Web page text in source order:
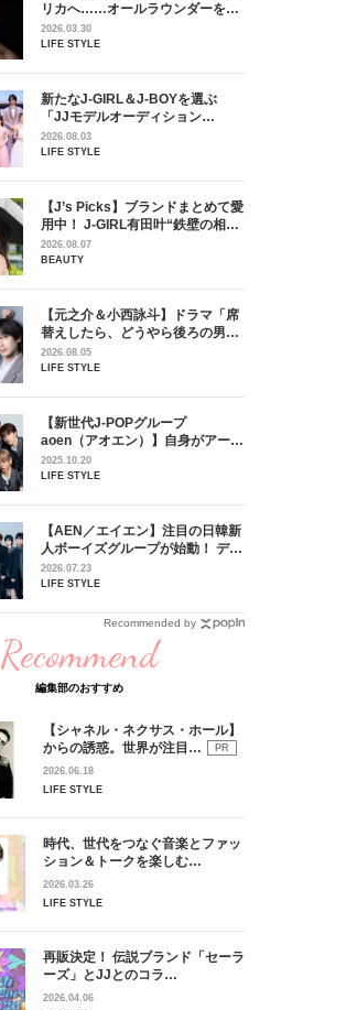
リカへ……オールラウンダーを目
指すダンサーは踊ることが好きす
ぎる【王子様の推しドコロ】
2026.03.30
LIFE STYLE
新たなJ-GIRL＆J-BOYを選ぶ
「JJモデルオーディション
2027」が募集開始！ 予選ブロッ
クは候補生の“魅力”を重視した
2026.08.03
LIFE STYLE
【J’s Picks】ブランドまとめて愛
用中！ J-GIRL有田叶“鉄壁の相
棒”〈ビューティ＆ファッション
夏の必需品〉
2026.08.07
BEAUTY
【元之介＆小西詠斗】ドラマ「席
替えしたら、どうやら後ろの男が
どうやら俺のこと好きらしい」放
送記念インタビュー♡ 「自然と詠
2026.08.05
LIFE STYLE
【新世代J-POPグループ
aoen（アオエン）】自身がアーテ
ィストを目指すきかっけとなった
先輩とは―― 新曲「青春インクレ
2025.10.20
LIFE STYLE
【AEN／エイエン】注目の日韓新
人ボーイズグループが始動！ デビ
ュー目前のフレッシュな面々を独
占インタビュー。7人の魅力に迫
2026.07.23
LIFE STYLE
Recommended by
Recommend
編集部のおすすめ
【シャネル・ネクサス・ホール】
からの誘惑。世界が注目…
PR
2026.06.18
LIFE STYLE
時代、世代をつなぐ音楽とファッ
ション＆トークを楽しむ…
2026.03.26
LIFE STYLE
再販決定！ 伝説ブランド「セーラ
ーズ」とJJとのコラ…
2026.04.06